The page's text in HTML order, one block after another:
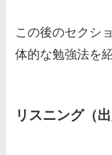
この後のセクシ
体的な勉強法を
リスニング（